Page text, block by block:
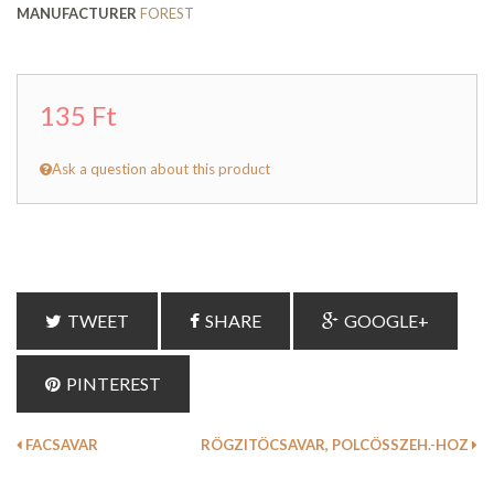
MANUFACTURER FOREST
135 Ft
Ask a question about this product
TWEET SHARE GOOGLE+
PINTEREST
FACSAVAR RÖGZITÖCSAVAR, POLCÖSSZEH.-HOZ